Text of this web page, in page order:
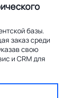
базы.
заказ среди
свою
и CRM для